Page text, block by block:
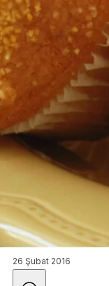
26 Şubat 2016